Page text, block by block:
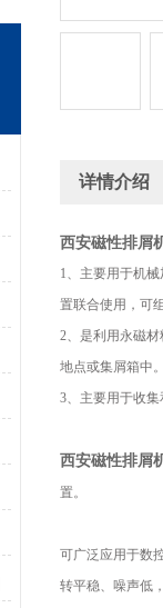
详情介绍
西安磁性排屑
1、 主要用于机
置联合使用，可
2、 是利用永磁
地点或集屑箱
3、 主要用于收
西安磁性排屑
置。
可广泛应用于数
转平稳、噪声低